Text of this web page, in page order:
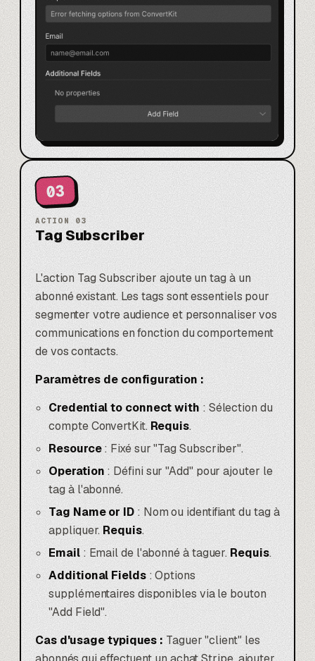
03
ACTION 03
Tag Subscriber
L'action Tag Subscriber ajoute un tag à un
abonné existant. Les tags sont essentiels pour
segmenter votre audience et personnaliser vos
communications en fonction du comportement
de vos contacts.
Paramètres de configuration :
Credential to connect with : Sélection du
compte ConvertKit.Requis.
Resource: Fixé sur "Tag Subscriber".
Operation : Défini sur "Add" pour ajouter le
tag à l'abonné.
Tag Name or ID : Nom ou identifiant du tag à
appliquer.Requis.
Email: Email de l'abonné à taguer. Requis.
Additional Fields: Options
supplémentaires disponibles via le bouton
"Add Field".
Cas d'usage typiques :Taguer "client" les